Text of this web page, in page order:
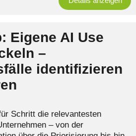
Eigene AI Use
–
identifizieren
Schritt die relevantesten
– von der